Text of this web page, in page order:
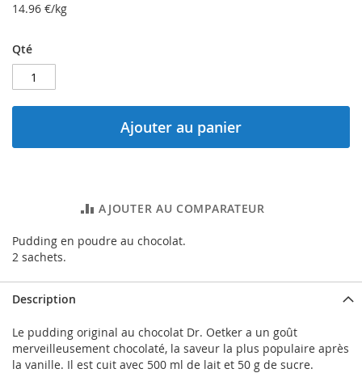
gallery
14.96 €/kg
Qté
Ajouter au panier
AJOUTER AU COMPARATEUR
Pudding en poudre au chocolat.
2 sachets.
Description
Le pudding original au chocolat Dr. Oetker a un goût
merveilleusement chocolaté, la saveur la plus populaire après
la vanille. Il est cuit avec 500 ml de lait et 50 g de sucre.